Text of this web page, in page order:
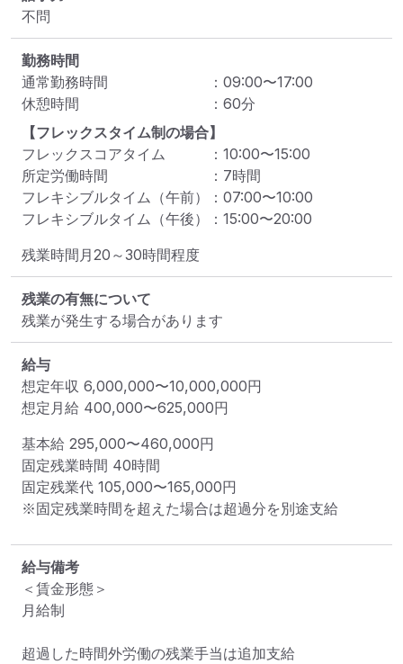
不問
勤務時間
通常勤務時間
： 09:00〜17:00
休憩時間
： 60分
【フレックスタイム制の場合】
フレックスコアタイム
： 10:00〜15:00
所定労働時間
： 7時間
フレキシブルタイム（午前）
： 07:00〜10:00
フレキシブルタイム（午後）
： 15:00〜20:00
残業時間月20～30時間程度
残業の有無について
残業が発生する場合があります
給与
想定年収 6,000,000〜10,000,000円
想定月給 400,000〜625,000円
基本給 295,000〜460,000円
固定残業時間 40時間
固定残業代 105,000〜165,000円
※固定残業時間を超えた場合は超過分を別途支給
給与備考
＜賃金形態＞
月給制
超過した時間外労働の残業手当は追加支給